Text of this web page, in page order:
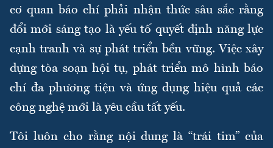
cơ quan báo chí phải nhận thức sâu sắc rằng
đổi mới sáng tạo là yếu tố quyết định năng lực
cạnh tranh và sự phát triển bền vững. Việc xây
dựng tòa soạn hội tụ, phát triển mô hình báo
chí đa phương tiện và ứng dụng hiệu quả các
công nghệ mới là yêu cầu tất yếu.
Tôi luôn cho rằng nội dung là “trái tim” của